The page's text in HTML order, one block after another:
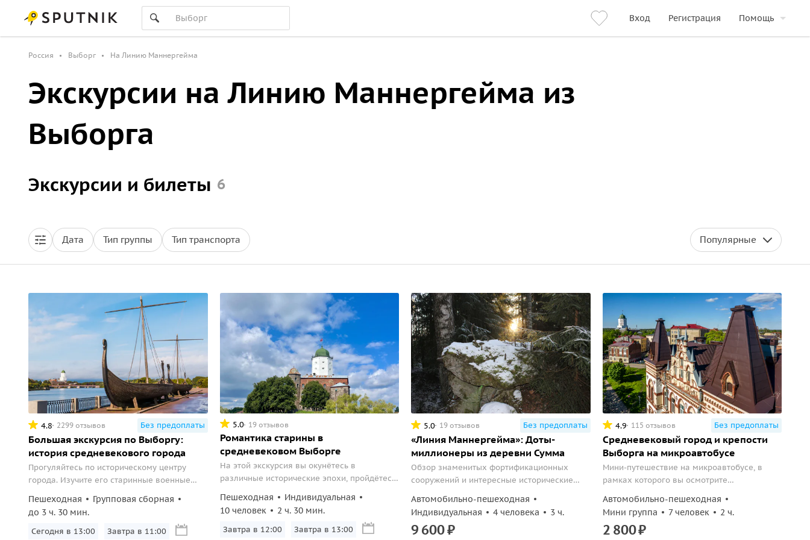
Вход Регистрация Помощь
Россия Выборг На Линию Маннергейма
Экскурсии на Линию Маннергейма из
Выборга
Экскурсии и билеты 6
Дата Тип группы Тип транспорта Популярные
4.8 2299 отзывов Без предоплаты
Большая экскурсия по Выборгу:
история средневекового города
Прогуляйтесь по историческому центру
города. Изучите его старинные военные
европейскими зданиями прошлых эпох.
Пешеходная
Групповая сборная
до 3 ч. 30 мин.
Сегодня в 13:00 Завтра в 11:00
5.0 19 отзывов
Романтика старины в
средневековом Выборге
На этой экскурсия вы окунётесь в
различные исторические эпохи, пройдётесь
периода, по финским кварталам,
полюбуетесь зданиями, построенными в
стиле северного модерна, а также увидите
Пешеходная
Индивидуальная
10 человек
2 ч. 30 мин.
Завтра в 12:00 Завтра в 13:00
5.0 19 отзывов Без предоплаты
«Линия Маннергейма»: Доты-
миллионеры из деревни Сумма
Обзор знаменитых фортификационных
сооружений и интересные исторические
Автомобильно-пешеходная
Индивидуальная
4 человека 3 ч.
9 600₽
4.9 115 отзывов Без предоплаты
Средневековый город и крепости
Выборга на микроавтобусе
Мини-путешествие на микроавтобусе, в
рамках которого вы осмотрите
главные достопримечательности и
потаенные места.
Автомобильно-пешеходная
Мини группа
7 человек 2 ч.
2 800₽